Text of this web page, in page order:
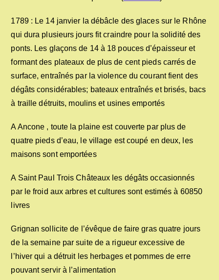
1789 : Le 14 janvier la débâcle des glaces sur le Rhône
qui dura plusieurs jours fit craindre pour la solidité des
ponts. Les glaçons de 14 à 18 pouces d’épaisseur et
formant des plateaux de plus de cent pieds carrés de
surface, entraînés par la violence du courant fient des
dégâts considérables; bateaux entraînés et brisés, bacs
à traille détruits, moulins et usines emportés
A Ancone , toute la plaine est couverte par plus de
quatre pieds d’eau, le village est coupé en deux, les
maisons sont emportées
A Saint Paul Trois Châteaux les dégâts occasionnés
par le froid aux arbres et cultures sont estimés à 60850
livres
Grignan sollicite de l’évêque de faire gras quatre jours
de la semaine par suite de a rigueur excessive de
l’hiver qui a détruit les herbages et pommes de erre
pouvant servir à l’alimentation